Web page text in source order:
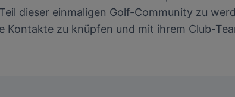
dieser einmaligen Golf-Community zu
Kontakte zu knüpfen und mit ihrem Club-